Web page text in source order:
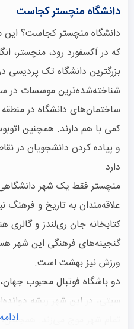
دانشگاه منچستر کجاست
دانشگاه منچستر کجاست؟
که در آکسفورد رود، منچستر،
بزرگترین دانشگاه تک پردیسی
شناخته‌شده‌ترین موسسات در
ساختمان‌های دانشگاه در
کمی با هم دارند. همچنین
و پیاده کردن دانشجویان در
دارد.
منچستر فقط یک شهر
علاقه‌مندان به تاریخ و
کتابخانه جان ری‌لندز و گالری
گنجینه‌های فرهنگی این شهر
ورزش نیز بهشت ​​است.
دو باشگاه فوتبال محبوب
سیتی، در این شهر ریشه
تمام شهر موج می‌زند. همچنین،ادامه